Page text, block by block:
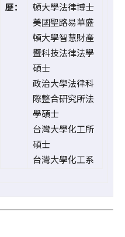
歷：
頓大學法律博士
美國聖路易華盛
頓大學智慧財產
暨科技法律法學
碩士
政治大學法律科
際整合研究所法
學碩士
台灣大學化工所
碩士
台灣大學化工系